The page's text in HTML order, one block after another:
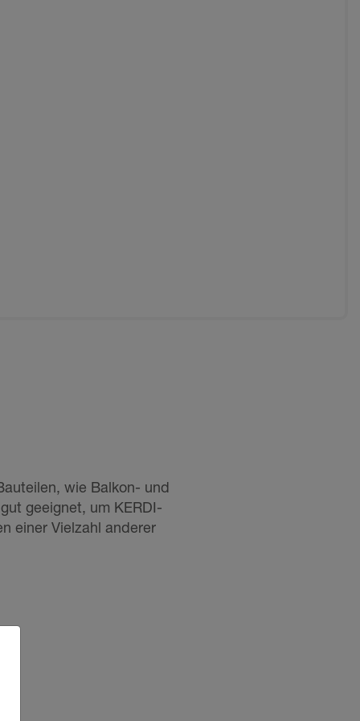
wie Balkon- und
geeignet, um KERDI-
einer Vielzahl anderer